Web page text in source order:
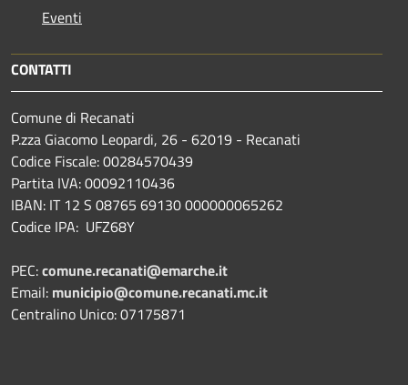
Eventi
CONTATTI
Comune di Recanati
P.zza Giacomo Leopardi, 26 - 62019 - Recanati
Codice Fiscale: 00284570439
Partita IVA: 00092110436
IBAN: IT 12 S 08765 69130 000000065262
Codice IPA: UFZ68Y
PEC:comune.recanati@emarche.it
Email: municipio@comune.recanati.mc.it
Centralino Unico: 07175871